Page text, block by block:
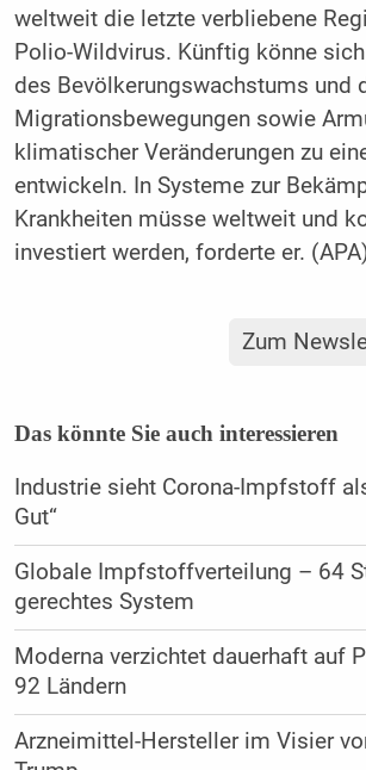
weltweit die letzte verbliebene
Polio-Wildvirus. Künftig könne
des Bevölkerungswachstums und
Migrationsbewegungen sowie
klimatischer Veränderungen zu
entwickeln. In Systeme zur
Krankheiten müsse weltweit und
investiert werden, forderte er.
Zum
Das könnte Sie auch interessieren
Industrie sieht Corona-Impfstoff
Gut“
Globale Impfstoffverteilung – 64
gerechtes System
Moderna verzichtet dauerhaft auf
92 Ländern
Arzneimittel-Hersteller im Visier